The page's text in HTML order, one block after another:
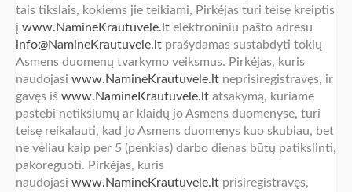
tais tikslais, kokiems jie teikiami, Pirkėjas turi teisę kreiptis
į www.NamineKrautuvele.lt elektroniniu pašto adresu
info@NamineKrautuvele.lt prašydamas sustabdyti tokių
Asmens duomenų tvarkymo veiksmus. Pirkėjas, kuris
naudojasi www.NamineKrautuvele.lt neprisiregistravęs, ir
gavęs iš www.NamineKrautuvele.lt atsakymą, kuriame
pastebi netikslumų ar klaidų jo Asmens duomenyse, turi
teisę reikalauti, kad jo Asmens duomenys kuo skubiau, bet
ne vėliau kaip per 5 (penkias) darbo dienas būtų patikslinti,
pakoreguoti. Pirkėjas, kuris
naudojasi www.NamineKrautuvele.lt prisiregistravęs,